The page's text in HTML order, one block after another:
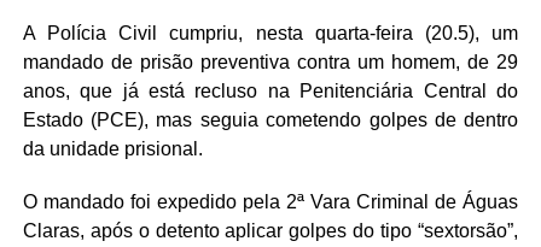
A Polícia Civil cumpriu, nesta quarta-feira (20.5), um
mandado de prisão preventiva contra um homem, de 29
anos, que já está recluso na Penitenciária Central do
Estado (PCE), mas seguia cometendo golpes de dentro
da unidade prisional.
O mandado foi expedido pela 2ª Vara Criminal de Águas
Claras, após o detento aplicar golpes do tipo “sextorsão”,